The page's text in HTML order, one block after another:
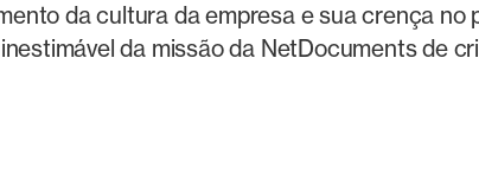
da cultura da empresa e sua crença no
da missão da NetDocuments de